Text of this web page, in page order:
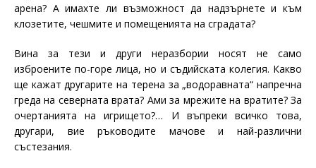
арена? А имахте ли възможност да надзърнете и към
клозетите, чешмите и помещенията на сградата?
Вина за тези и други неразбории носят не само
изброените по-горе лица, но и съдийската колегия. Какво
ще кажат другарите на терена за „водоравната“ напречна
греда на северната врата? Ами за мрежите на вратите? За
очертанията на игрището?… И въпреки всичко това,
другари, вие ръководите мачове и най-различни
състезания.